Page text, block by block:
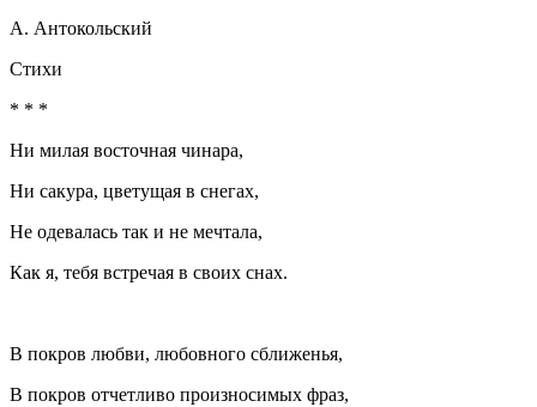
А. Антокольский
Стихи
* * *
Ни милая восточная чинара,
Ни сакура, цветущая в снегах,
Не одевалась так и не мечтала,
Как я, тебя встречая в своих снах.
В покров любви, любовного сближенья,
В покров отчетливо произносимых фраз,